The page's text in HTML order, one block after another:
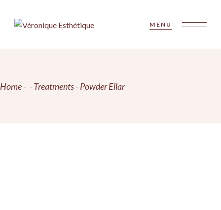
content
MENU
Home Treatments Powder Ellar